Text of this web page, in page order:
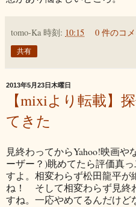
tomo-Ka 時刻: 10:15 0 件のコ
共有
2013年5月23日木曜日
【mixiより転載】
てきた
見終わってからYahoo!映画
ーザー？)眺めてたら評価真
すよ。相変わらず松田龍平が
ね！ そして相変わらず見終
すね。一応やめてるんだけど